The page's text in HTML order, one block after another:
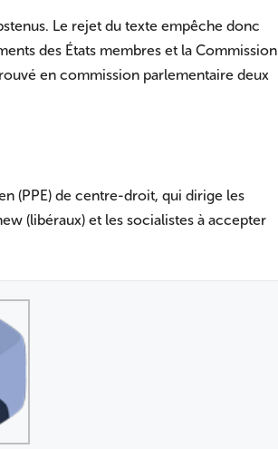
Le rejet du texte empêche donc
des États membres et la Commission
en commission parlementaire deux
(PPE) de centre-droit, qui dirige les
(libéraux) et les socialistes à accepter